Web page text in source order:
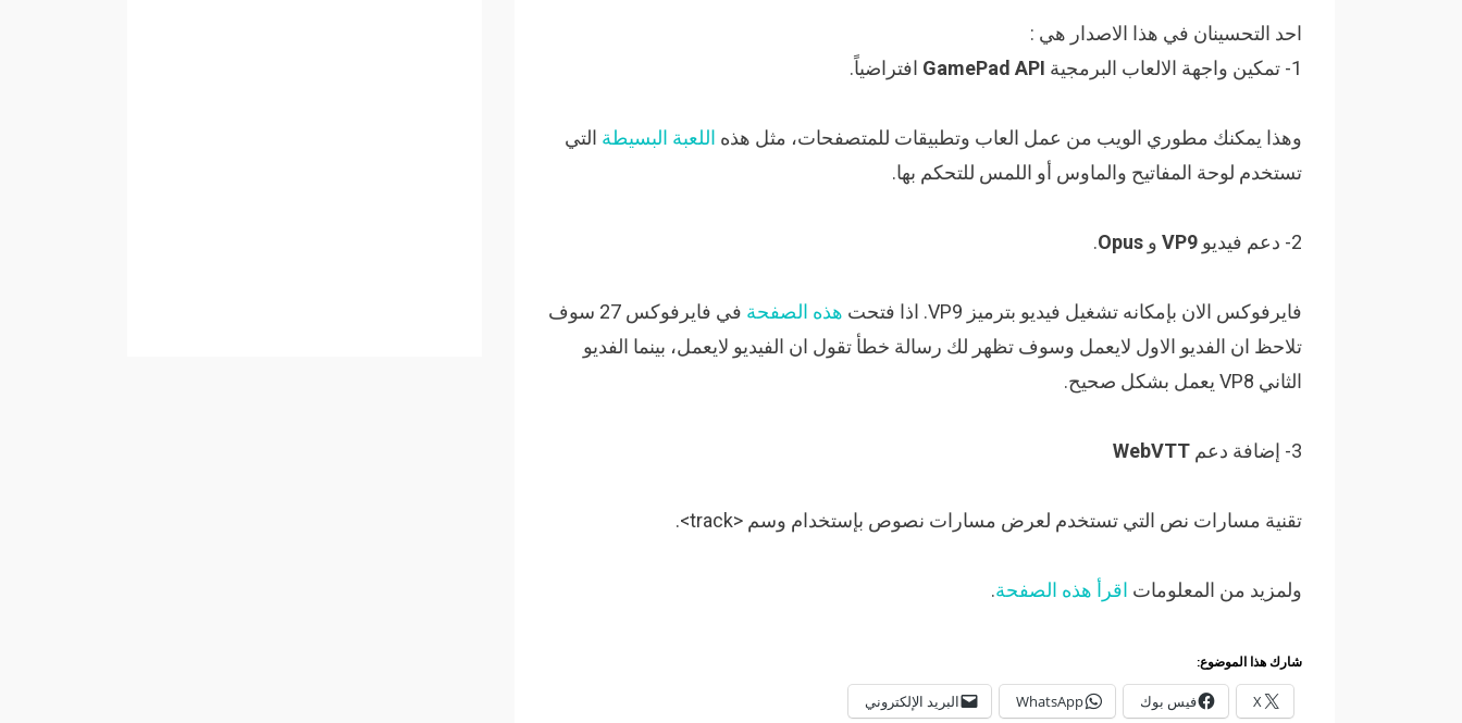
احد التحسينان في هذا الاصدار هي :
1- تمكين واجهة الالعاب البرمجية
GamePad API افتراضياً.
وهذا يمكنك مطوري الويب من عمل العاب وتطبيقات للمتصفحات، مثل هذه اللعبة البسيطة التي
تستخدم لوحة المفاتيح والماوس أو اللمس للتحكم بها.
2- دعم فيديو VP9 و Opus
.
فايرفوكس الان بإمكانه تشغيل فيديو بترميز VP9. اذا فتحت هذه الصفحة
في فايرفوكس 27 سوف
تلاحظ ان الفديو الاول لايعمل وسوف تظهر لك رسالة خطأ تقول ان الفيديو لايعمل، بينما الفديو
الثاني VP8 يعمل بشكل صحيح.
3- إضافة دعم WebVTT
تقنية مسارات نص التي تستخدم لعرض مسارات نصوص بإستخدام وسم <track>.
ولمزيد من المعلومات اقرأ هذه الصفحة.
شارك هذا الموضوع:
X فيس بوك WhatsApp البريد الإلكتروني